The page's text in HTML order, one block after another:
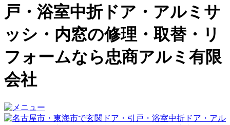
戸・浴室中折ドア・アルミサ
ッシ・内窓の修理・取替・リ
フォームなら忠商アルミ有限
会社